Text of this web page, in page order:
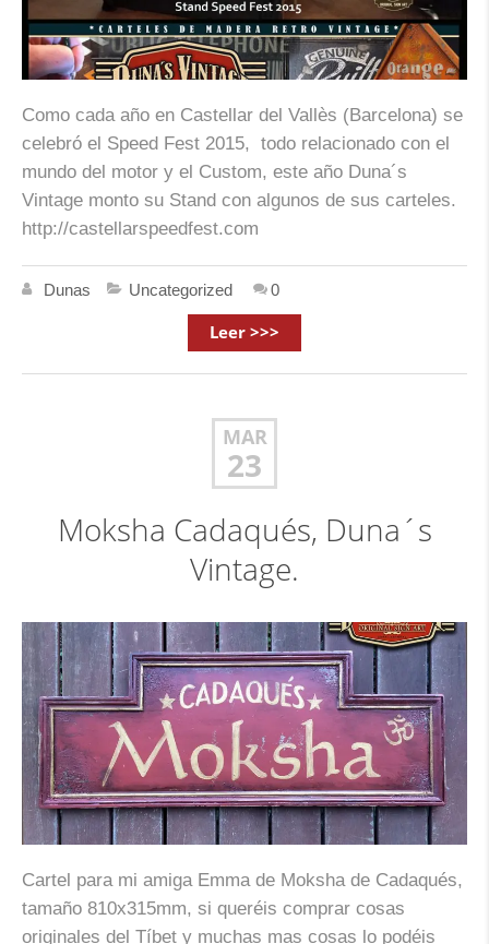
Como cada año en Castellar del Vallès (Barcelona) se
celebró el Speed Fest 2015, todo relacionado con el
mundo del motor y el Custom, este año Duna´s
Vintage monto su Stand con algunos de sus carteles.
http://castellarspeedfest.com
Dunas Uncategorized 0
Leer >>>
MAR
23
Moksha Cadaqués, Duna´s
Vintage.
Cartel para mi amiga Emma de Moksha de Cadaqués,
tamaño 810x315mm, si queréis comprar cosas
originales del Tíbet y muchas mas cosas lo podéis